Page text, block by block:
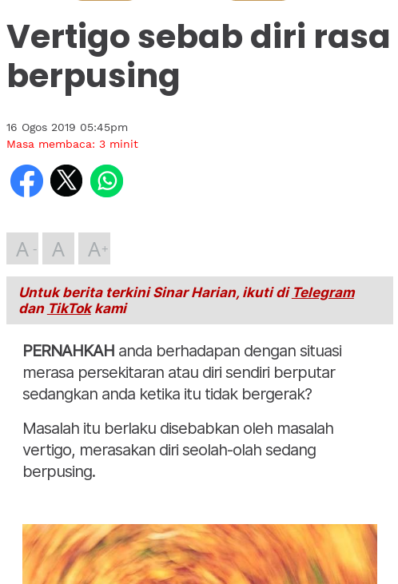
Vertigo sebab diri rasa
berpusing
16 Ogos 2019 05:45pm
Masa membaca: 3minit
A A A
Untuk berita terkini Sinar Harian, ikuti di Telegram
dan TikTokkami
PERNAHKAH anda berhadapan dengan situasi
merasa persekitaran atau diri sendiri berputar
sedangkan anda ketika itu tidak bergerak?
Masalah itu berlaku disebabkan oleh masalah
vertigo, merasakan diri seolah-olah sedang
berpusing.